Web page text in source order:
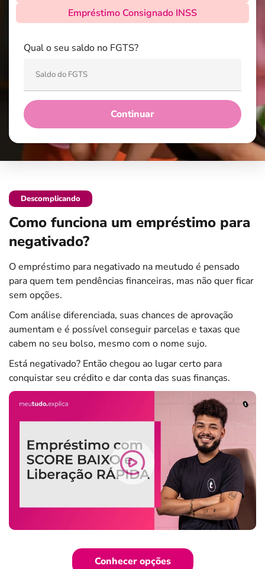
Empréstimo Consignado INSS
Qual o seu saldo no FGTS?
Continuar
Descomplicando
Como funciona um empréstimo para
negativado?
O empréstimo para negativado na meutudo é pensado
para quem tem pendências financeiras, mas não quer ficar
sem opções.
Com análise diferenciada, suas chances de aprovação
aumentam e é possível conseguir parcelas e taxas que
cabem no seu bolso, mesmo com o nome sujo.
Está negativado? Então chegou ao lugar certo para
conquistar seu crédito e dar conta das suas finanças.
Conhecer opções